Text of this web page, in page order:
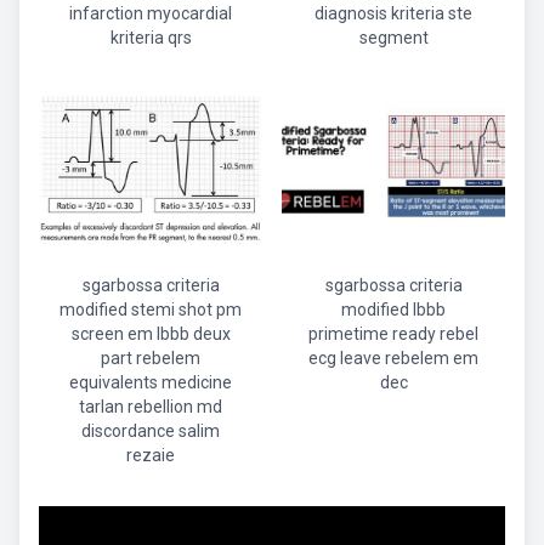
infarction myocardial
kriteria qrs
diagnosis kriteria ste
segment
sgarbossa criteria
modified stemi shot pm
screen em lbbb deux
part rebelem
equivalents medicine
tarlan rebellion md
discordance salim
rezaie
sgarbossa criteria
modified lbbb
primetime ready rebel
ecg leave rebelem em
dec